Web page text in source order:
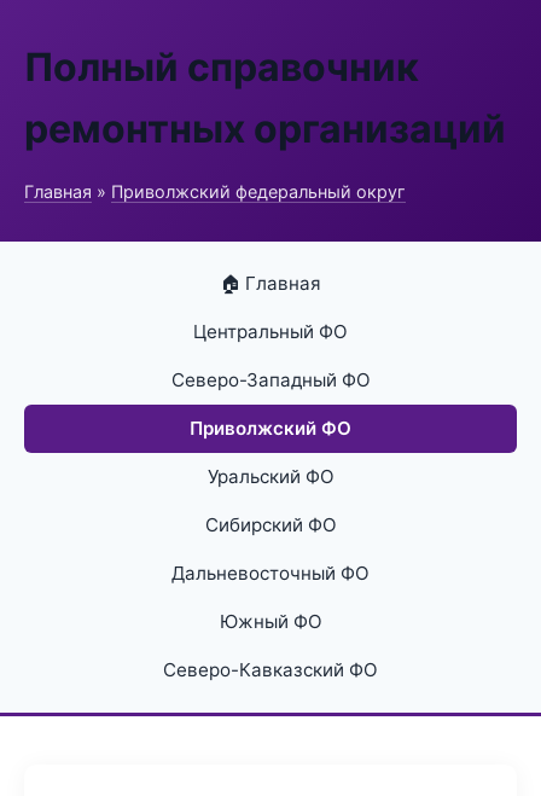
Полный справочник
ремонтных организаций
Главная » Приволжский федеральный округ
🏠 Главная
Центральный ФО
Северо-Западный ФО
Приволжский ФО
Уральский ФО
Сибирский ФО
Дальневосточный ФО
Южный ФО
Северо-Кавказский ФО